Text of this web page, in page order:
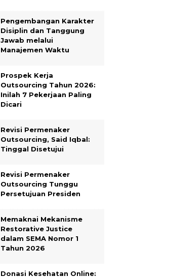
Pengembangan Karakter
Disiplin dan Tanggung
Jawab melalui
Manajemen Waktu
Prospek Kerja
Outsourcing Tahun 2026:
Inilah 7 Pekerjaan Paling
Dicari
Revisi Permenaker
Outsourcing, Said Iqbal:
Tinggal Disetujui
Revisi Permenaker
Outsourcing Tunggu
Persetujuan Presiden
Memaknai Mekanisme
Restorative Justice
dalam SEMA Nomor 1
Tahun 2026
Donasi Kesehatan Online: